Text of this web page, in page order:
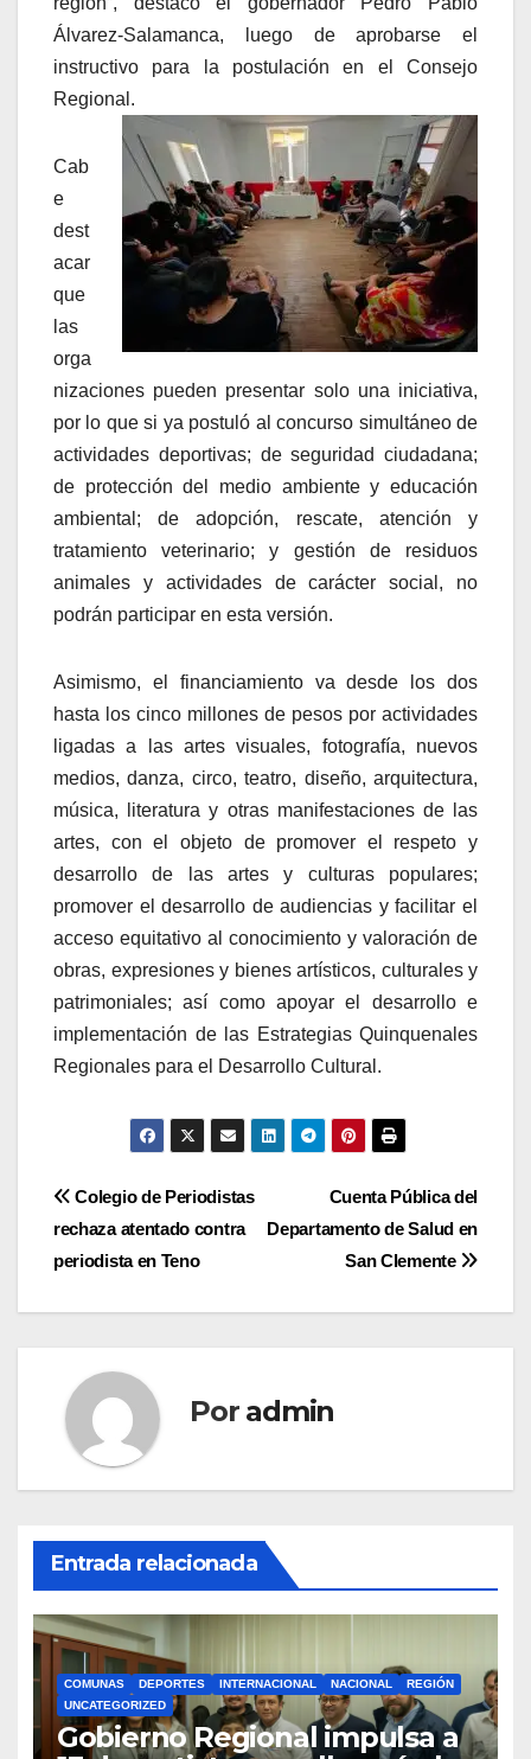
Álvarez-Salamanca, luego de aprobarse el
instructivo para la postulación en el Consejo
Regional.
Cab
e
dest
acar
que
las
orga
nizaciones pueden presentar solo una iniciativa,
por lo que si ya postuló al concurso simultáneo de
actividades deportivas; de seguridad ciudadana;
de protección del medio ambiente y educación
ambiental; de adopción, rescate, atención y
tratamiento veterinario; y gestión de residuos
animales y actividades de carácter social, no
podrán participar en esta versión.
Asimismo, el financiamiento va desde los dos
hasta los cinco millones de pesos por actividades
ligadas a las artes visuales, fotografía, nuevos
medios, danza, circo, teatro, diseño, arquitectura,
música, literatura y otras manifestaciones de las
artes, con el objeto de promover el respeto y
desarrollo de las artes y culturas populares;
promover el desarrollo de audiencias y facilitar el
acceso equitativo al conocimiento y valoración de
obras, expresiones y bienes artísticos, culturales y
patrimoniales; así como apoyar el desarrollo e
implementación de las Estrategias Quinquenales
Regionales para el Desarrollo Cultural.
Navegación
de
entradas
Cuenta Pública del
Departamento de Salud en
San Clemente
Colegio de Periodistas
rechaza atentado contra
periodista en Teno
Por admin
Entrada relacionada
COMUNAS DEPORTES INTERNACIONAL NACIONAL
REGIÓN
UNCATEGORIZED
Gobierno Regional impulsa a